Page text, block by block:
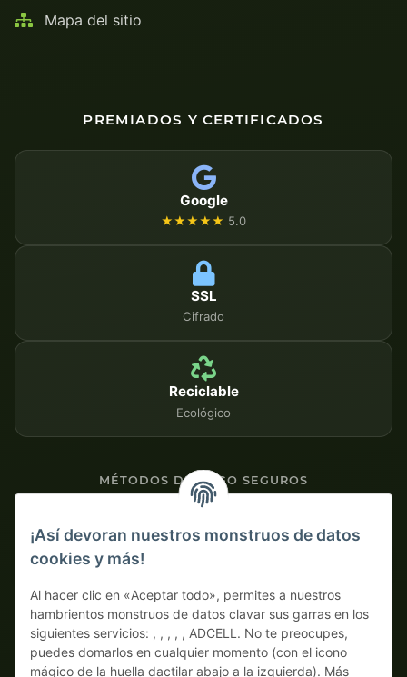
Mapa del sitio
PREMIADOS Y CERTIFICADOS
Google
★★★★★ 5.0
SSL
Cifrado
Reciclable
Ecológico
MÉTODOS DE PAGO SEGUROS
Pago por adelantado con descuento
¡Así devoran nuestros monstruos de datos
cookies y más!
Al hacer clic en «Aceptar todo», permites a nuestros
hambrientos monstruos de datos clavar sus garras en los
siguientes servicios: , , , , , ADCELL. No te preocupes,
puedes domarlos en cualquier momento (con el icono
mágico de la huella dactilar abajo a la izquierda). Más